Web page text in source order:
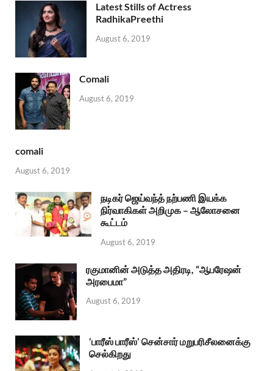
Latest Stills of Actress
RadhikaPreethi
August 6, 2019
Comali
August 6, 2019
comali
August 6, 2019
நடிகர் ஜெய்வந்த் நற்பணி இயக்க
நிர்வாகிகள் அறிமுக – ஆலோசனை
கூட்டம்
August 6, 2019
ரகுமானின் அடுத்த அதிரடி, “ஆபரேஷன்
அரபைமா”
August 6, 2019
‘பாரீஸ் பாரீஸ்’ சென்சார் மறுபரிசீலனைக்கு
செல்கிறது